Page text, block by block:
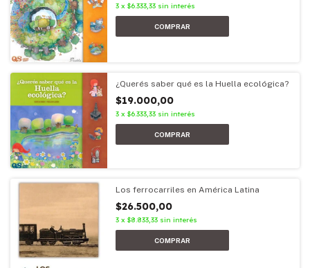
3 x $6.333,33 sin interés
¿Querés saber qué es la Huella ecológica?
$19.000,00
3 x $6.333,33 sin interés
Los ferrocarriles en América Latina
$26.500,00
3 x $8.833,33 sin interés